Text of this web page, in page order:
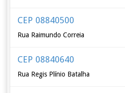
CEP 08840500
Rua Raimundo Correia
CEP 08840640
Rua Regis Plínio Batalha